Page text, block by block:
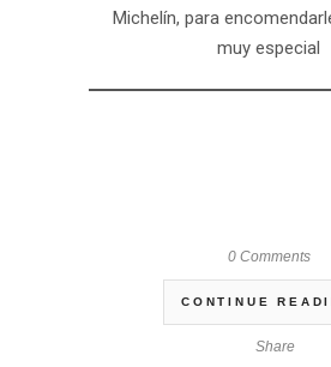
Michelín, para
muy especial
0 Comments
CONTINUE
Share